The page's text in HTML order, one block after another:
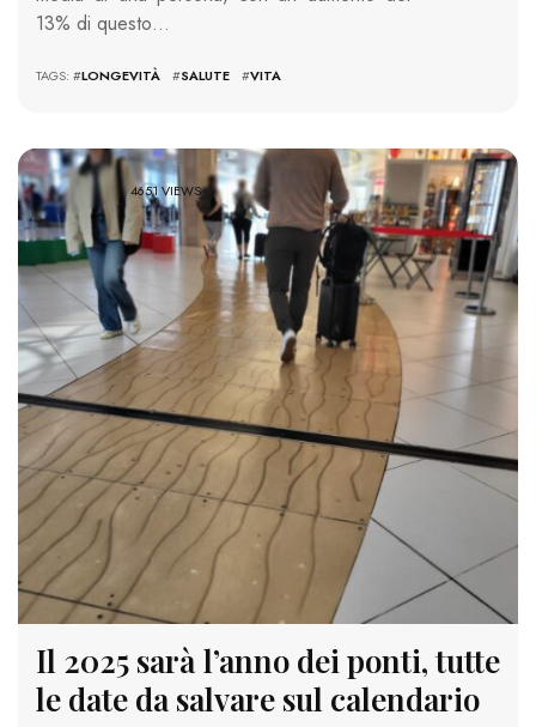
13% di questo…
TAGS: #LONGEVITÀ #SALUTE #VITA
4651 VIEWS
Il 2025 sarà l’anno dei ponti, tutte
le date da salvare sul calendario